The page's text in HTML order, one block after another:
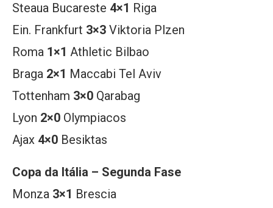
Steaua Bucareste 4×1 Riga
Ein. Frankfurt 3×3 Viktoria Plzen
Roma 1×1 Athletic Bilbao
Braga 2×1 Maccabi Tel Aviv
Tottenham 3×0 Qarabag
Lyon 2×0 Olympiacos
Ajax 4×0 Besiktas
Copa da Itália – Segunda Fase
Monza 3×1 Brescia